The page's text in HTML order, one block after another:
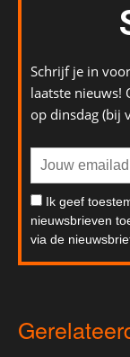
Schrijf je in
laatste nieuws!
op dinsdag (bij
Ik geef
nieuwsbrieven
via de